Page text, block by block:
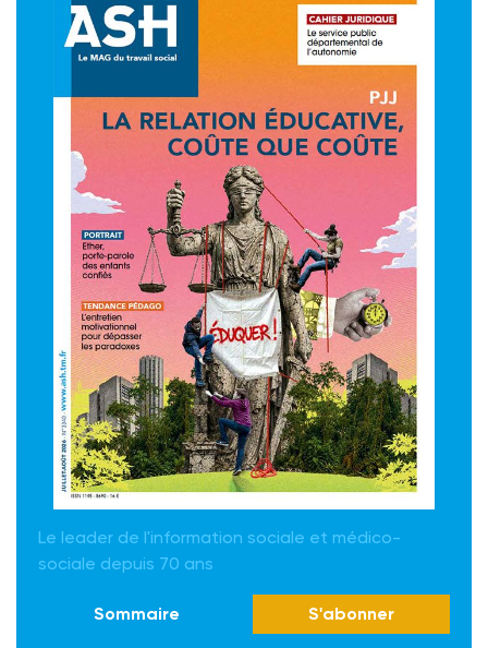
Le leader de l'information sociale et médico-
sociale depuis 70 ans
Sommaire S'abonner